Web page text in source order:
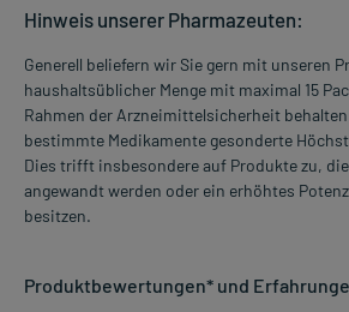
Hinweis unserer Pharmazeuten:
Generell beliefern wir Sie gern mit unseren
haushaltsüblicher Menge mit maximal 15
Rahmen der Arzneimittelsicherheit
bestimmte Medikamente gesonderte
Dies trifft insbesondere auf Produkte zu,
angewandt werden oder ein erhöhtes
besitzen.
Produktbewertungen* und